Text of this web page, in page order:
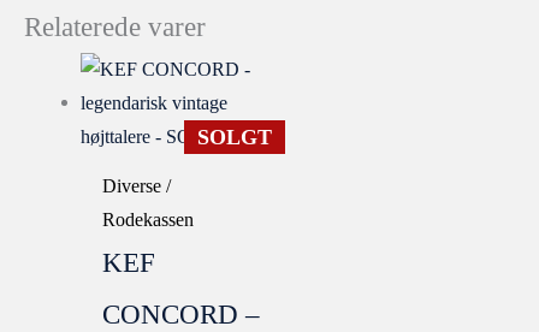
Relaterede varer
SOLGT
Diverse /
Rodekassen
KEF
CONCORD –